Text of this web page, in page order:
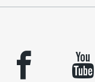
facebook youtube